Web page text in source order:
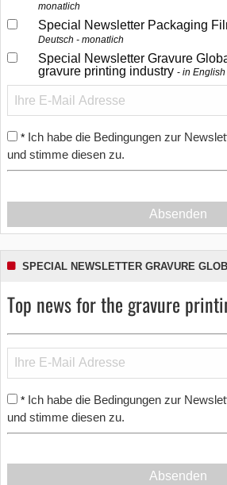
monatlich
Special Newsletter Packaging
Deutsch - monatlich
Special Newsletter Gravure
gravure printing industry
in
* Ich habe die Bedingungen zur
und stimme diesen zu.
Absenden
SPECIAL NEWSLETTER GRAVURE
Top news for the gravure
* Ich habe die Bedingungen zur
und stimme diesen zu.
Absenden